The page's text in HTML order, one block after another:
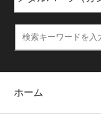
ホーム